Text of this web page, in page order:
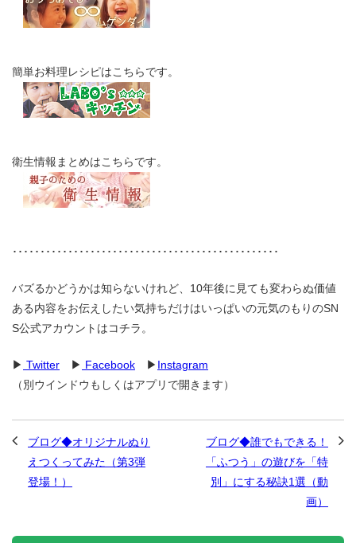
簡単お料理レシピはこちらです。
衛生情報まとめはこちらです。
････････････････････････････････････････････････
バズるかどうかは知らないけれど、10年後に見ても変わらぬ価値
ある内容をお伝えしたい気持ちだけはいっぱいの元気のもりのSN
S公式アカウントはコチラ。
▶ Twitter ▶ Facebook ▶ Instagram
（別ウインドウもしくはアプリで開きます）
ブログ◆オリジナルぬり
えつくってみた（第3弾
登場！）
ブログ◆誰でもできる！
「ふつう」の遊びを「特
別」にする秘訣1選（動
画）